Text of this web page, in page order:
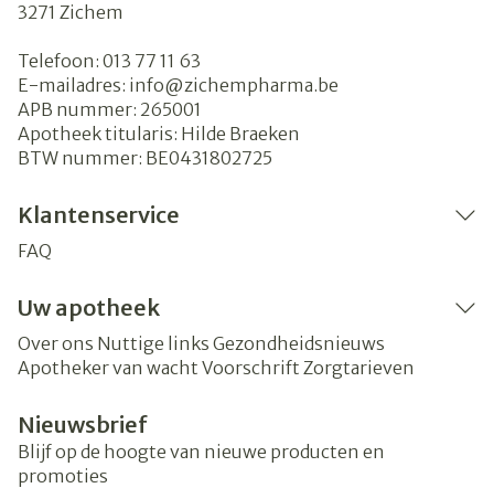
3271 Zichem
Telefoon: 013 77 11 63
E-mailadres: info@zichempharma.be
APB nummer: 265001
Apotheek titularis: Hilde Braeken
BTW nummer: BE0431802725
Klantenservice
FAQ
Uw apotheek
Over ons Nuttige links Gezondheidsnieuws
Apotheker van wacht Voorschrift Zorgtarieven
Nieuwsbrief
Blijf op de hoogte van nieuwe producten en
promoties